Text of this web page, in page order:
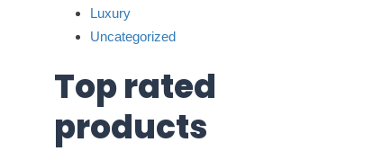
Luxury
Uncategorized
Top rated
products